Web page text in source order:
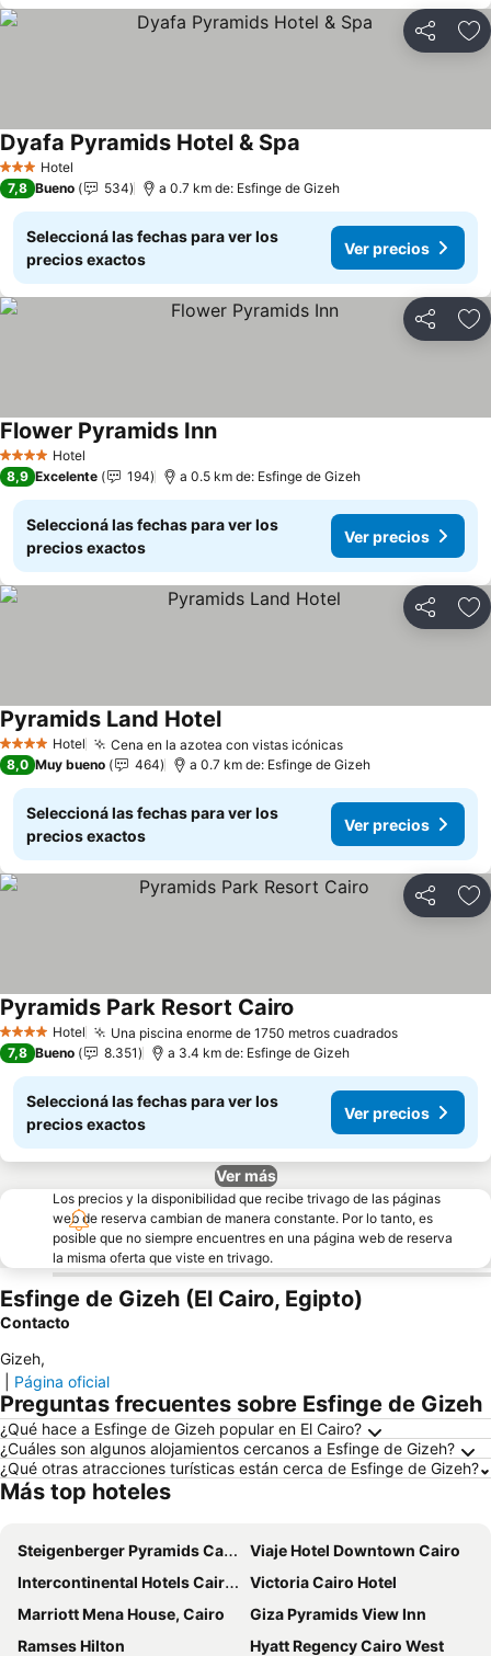
Compartir
3 Estrellas
Hotel
Dyafa Pyramids Hotel & Spa
7,8 Bueno 534 a 0.7 km de: Esfinge de Gizeh
Seleccioná las fechas para ver los
precios exactos
Ver precios
Compartir
4 EstrellasHotel
Flower Pyramids InnVer precios
8,9 Excelente 194 a 0.5 km de: Esfinge de Gizeh
Seleccioná las fechas para ver los
precios exactos
Ver precios
Compartir
4 EstrellasHotel Cena en la azotea con vistas icónicasVer precios
Pyramids Land HotelVer precios
8,0 Muy bueno 464 a 0.7 km de: Esfinge de Gizeh
Seleccioná las fechas para ver los
precios exactos
Ver precios
Compartir
4 EstrellasHotel Una piscina enorme de 1750 metros cuadradosVer precios
Pyramids Park Resort Cairo
7,8 Bueno 8.351 a 3.4 km de: Esfinge de Gizeh
Seleccioná las fechas para ver los
precios exactos
Ver precios
Ver más
Los precios y la disponibilidad que recibe trivago de las páginas
web de reserva cambian de manera constante. Por lo tanto, es
posible que no siempre encuentres en una página web de reserva
la misma oferta que viste en trivago.
Esfinge de Gizeh (El Cairo, Egipto)
Contacto
Gizeh,
Página oficial
Preguntas frecuentes sobre Esfinge de Gizeh
¿Qué hace a Esfinge de Gizeh popular en El Cairo?
¿Cuáles son algunos alojamientos cercanos a Esfinge de Gizeh?
¿Qué otras atracciones turísticas están cerca de Esfinge de Gizeh?
Más top hoteles
Steigenberger Pyramids Cairo
Viaje Hotel Downtown Cairo
Intercontinental Hotels Cairo Semiramis By Ihg
Victoria Cairo Hotel
Marriott Mena House, Cairo
Giza Pyramids View Inn
Ramses Hilton
Hyatt Regency Cairo West